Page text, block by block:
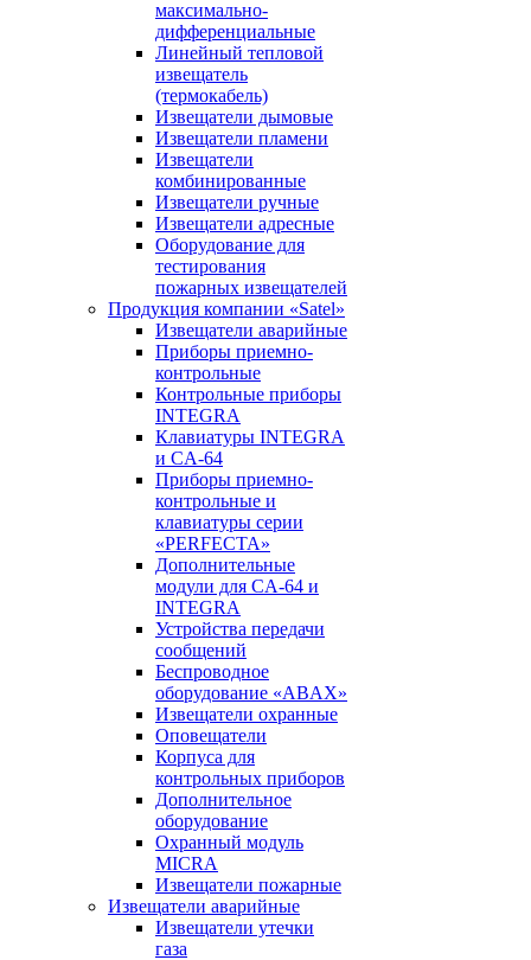
максимально-
дифференциальные
Линейный тепловой
извещатель
(термокабель)
Извещатели дымовые
Извещатели пламени
Извещатели
комбинированные
Извещатели ручные
Извещатели адресные
Оборудование для
тестирования
пожарных извещателей
Продукция компании «Satel»
Извещатели аварийные
Приборы приемно-
контрольные
Контрольные приборы
INTEGRA
Клавиатуры INTEGRA
и CA-64
Приборы приемно-
контрольные и
клавиатуры серии
«PERFECTA»
Дополнительные
модули для CA-64 и
INTEGRA
Устройства передачи
сообщений
Беспроводное
оборудование «ABAX»
Извещатели охранные
Оповещатели
Корпуса для
контрольных приборов
Дополнительное
оборудование
Охранный модуль
MICRA
Извещатели пожарные
Извещатели аварийные
Извещатели утечки
газа